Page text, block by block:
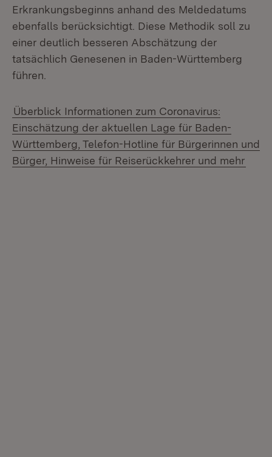
Erkrankungsbeginns anhand des Meldedatums
ebenfalls berücksichtigt. Diese Methodik soll zu
einer deutlich besseren Abschätzung der
tatsächlich Genesenen in Baden-Württemberg
führen.
Überblick Informationen zum Coronavirus:
Einschätzung der aktuellen Lage für Baden-
Württemberg, Telefon-Hotline für Bürgerinnen und
Bürger, Hinweise für Reiserückkehrer und mehr